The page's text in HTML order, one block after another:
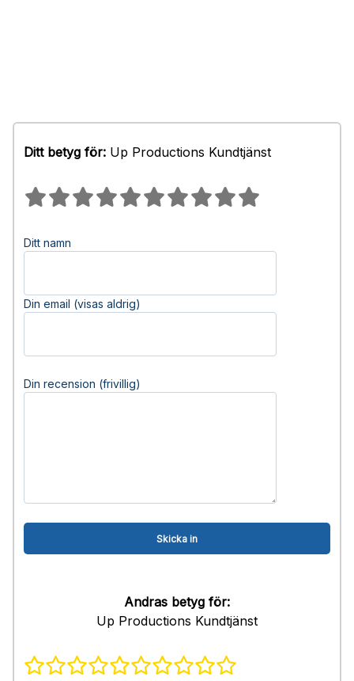
Ditt betyg för: Up Productions Kundtjänst
Ditt namn
Din email (visas aldrig)
Din recension (frivillig)
Andras betyg för:
Up Productions Kundtjänst